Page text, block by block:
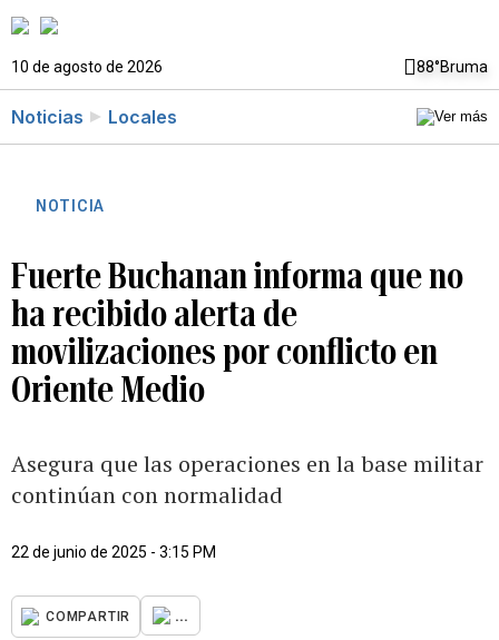
10 de agosto de 2026 88°Bruma
Noticias Locales
NOTICIA
Fuerte Buchanan informa que no
ha recibido alerta de
movilizaciones por conflicto en
Oriente Medio
Asegura que las operaciones en la base militar
continúan con normalidad
22 de junio de 2025 - 3:15 PM
COMPARTIR ...